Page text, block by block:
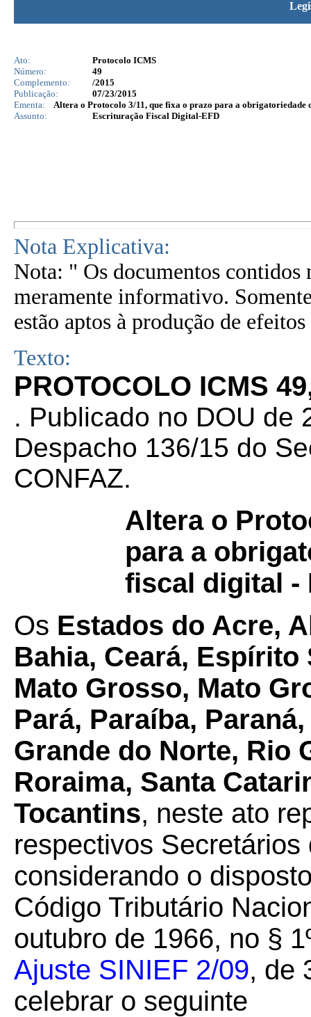
Ato:
Protocolo ICMS
Número:
49
Complemento:
/2015
Publicação:
07/23/2015
Ementa:
Altera o Protocolo 3/11, que fixa o prazo para a obrigatoriedade
Assunto:
Escrituração Fiscal Digital-EFD
Nota Explicativa:
Nota: " Os documentos contidos
meramente informativo.
estão aptos à produção de
Texto:
PROTOCOLO ICMS
. Publicado no DOU de
Despacho 136/15 do
CONFAZ.
Altera o
para a
fiscal digital -
Os Estados do Acre,
Bahia, Ceará, Espírito
Mato Grosso, Mato
Pará, Paraíba,
Grande do Norte, Rio
Roraima, Santa
Tocantins, neste ato
respectivos
considerando o
Código Tributário
outubro de 1966, no §
Ajuste SINIEF 2/09, de
celebrar o seguinte